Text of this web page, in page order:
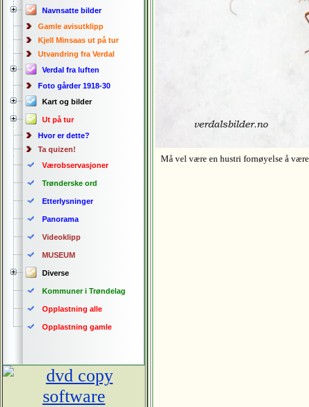
Navnsatte bilder
Gamle avisutklipp
Kjell Minsaas ut på tur
Utvandring fra Verdal
Verdal fra luften
Foto gårder 1918-30
Kart og bilder
Ut på tur
Hvor er dette?
Ta quizen!
Værobservasjoner
Trønderske ord
Etterlysninger
Panorama
Videoklipp
MUSEUM
Diverse
Kommuner i Trøndelag
Opplastning alle
Opplastning gamle
Må vel være en hustri fornøyelse å